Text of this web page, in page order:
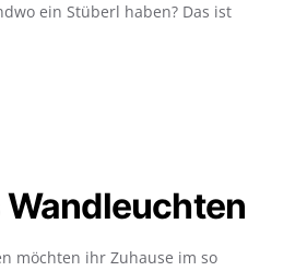
ein Stüberl haben? Das ist
Wandleuchten
möchten ihr Zuhause im so